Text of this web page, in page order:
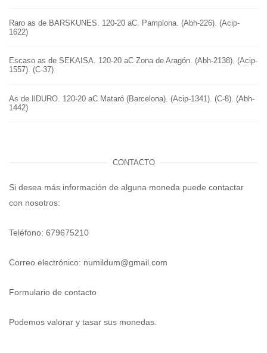
Raro as de BARSKUNES. 120-20 aC. Pamplona. (Abh-226). (Acip-
1622)
Escaso as de SEKAISA. 120-20 aC Zona de Aragón. (Abh-2138). (Acip-
1557). (C-37)
As de IlDURO. 120-20 aC Mataró (Barcelona). (Acip-1341). (C-8). (Abh-
1442)
CONTACTO
Si desea más información de alguna moneda puede contactar
con nosotros:
Teléfono: 679675210
Correo electrónico: numildum@gmail.com
Formulario de contacto
Podemos valorar y tasar sus monedas.